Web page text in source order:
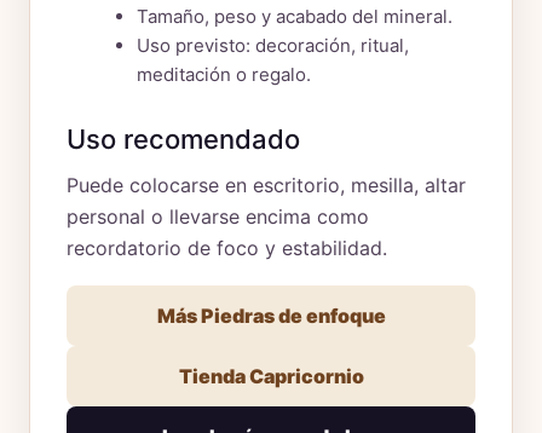
Tamaño, peso y acabado del mineral.
Uso previsto: decoración, ritual,
meditación o regalo.
Uso recomendado
Puede colocarse en escritorio, mesilla, altar
personal o llevarse encima como
recordatorio de foco y estabilidad.
Más Piedras de enfoque
Tienda Capricornio